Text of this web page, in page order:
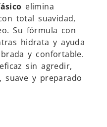
elimina
total suavidad,
Su fórmula con
hidrata y ayuda
y confortable.
sin agredir,
y preparado